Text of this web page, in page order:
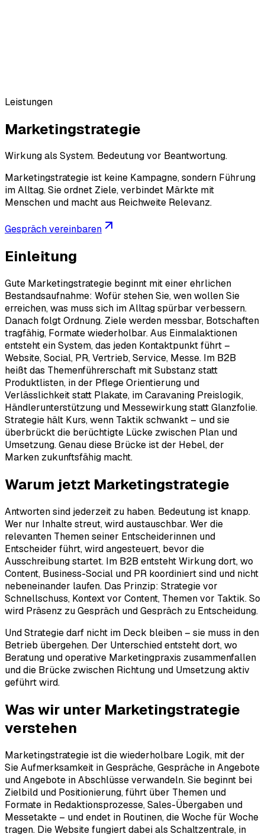
Leistungen
Marketingstrategie
Wirkung als System. Bedeutung vor Beantwortung.
Marketingstrategie ist keine Kampagne, sondern Führung
im Alltag. Sie ordnet Ziele, verbindet Märkte mit
Menschen und macht aus Reichweite Relevanz.
Gespräch vereinbaren
Einleitung
Gute Marketingstrategie beginnt mit einer ehrlichen
Bestandsaufnahme: Wofür stehen Sie, wen wollen Sie
erreichen, was muss sich im Alltag spürbar verbessern.
Danach folgt Ordnung. Ziele werden messbar, Botschaften
tragfähig, Formate wiederholbar. Aus Einmalaktionen
entsteht ein System, das jeden Kontaktpunkt führt –
Website, Social, PR, Vertrieb, Service, Messe. Im B2B
heißt das Themenführerschaft mit Substanz statt
Produktlisten, in der Pflege Orientierung und
Verlässlichkeit statt Plakate, im Caravaning Preislogik,
Händlerunterstützung und Messewirkung statt Glanzfolie.
Strategie hält Kurs, wenn Taktik schwankt – und sie
überbrückt die berüchtigte Lücke zwischen Plan und
Umsetzung. Genau diese Brücke ist der Hebel, der
Marken zukunftsfähig macht.
Warum jetzt Marketingstrategie
Antworten sind jederzeit zu haben. Bedeutung ist knapp.
Wer nur Inhalte streut, wird austauschbar. Wer die
relevanten Themen seiner Entscheiderinnen und
Entscheider führt, wird angesteuert, bevor die
Ausschreibung startet. Im B2B entsteht Wirkung dort, wo
Content, Business-Social und PR koordiniert sind und nicht
nebeneinander laufen. Das Prinzip: Strategie vor
Schnellschuss, Kontext vor Content, Themen vor Taktik. So
wird Präsenz zu Gespräch und Gespräch zu Entscheidung.
Und Strategie darf nicht im Deck bleiben – sie muss in den
Betrieb übergehen. Der Unterschied entsteht dort, wo
Beratung und operative Marketingpraxis zusammenfallen
und die Brücke zwischen Richtung und Umsetzung aktiv
geführt wird.
Was wir unter Marketingstrategie
verstehen
Marketingstrategie ist die wiederholbare Logik, mit der
Sie Aufmerksamkeit in Gespräche, Gespräche in Angebote
und Angebote in Abschlüsse verwandeln. Sie beginnt bei
Zielbild und Positionierung, führt über Themen und
Formate in Redaktionsprozesse, Sales-Übergaben und
Messetakte – und endet in Routinen, die Woche für Woche
tragen. Die Website fungiert dabei als Schaltzentrale, in